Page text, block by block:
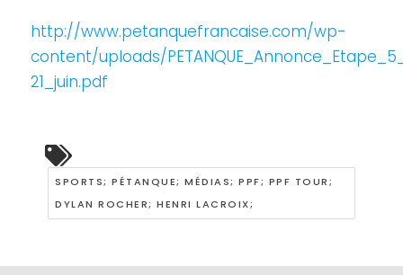
http://www.petanquefrancaise.com/wp-
content/uploads/
21_juin.pdf
SPORTS; PÉTANQUE; MÉDIAS; PPF; PPF TOUR;
DYLAN ROCHER; HENRI LACROIX;